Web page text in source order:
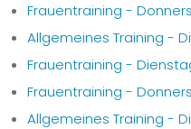
Frauentraining -
Allgemeines Training -
Frauentraining -
Frauentraining -
Allgemeines Training -